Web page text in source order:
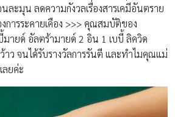
ะมุน ลดความกังวลเรื่องสารเคมีอันตราย
การระคายเคือง >>> คุณสมบัติของ
ายด์ อัลตร้ามายด์ 2 อิน 1 เบบี้ ลิควิด
ว จนได้รับรางวัลการรันตี และทำไมคุณแม่
ลยค่ะ